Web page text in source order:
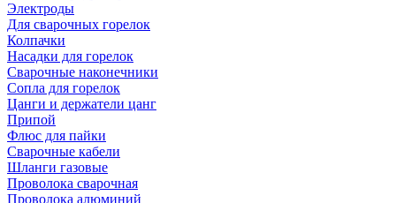
Электроды
Для сварочных горелок
Колпачки
Насадки для горелок
Сварочные наконечники
Сопла для горелок
Цанги и держатели цанг
Припой
Флюс для пайки
Сварочные кабели
Шланги газовые
Проволока сварочная
Проволока алюминий